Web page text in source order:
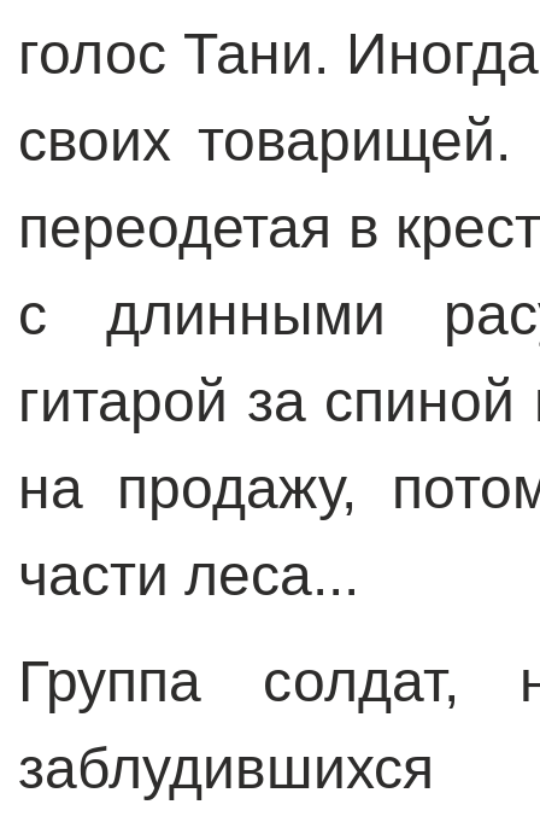
голос Тани.
своих
переодетая в
с длинными
гитарой за
на продажу,
части леса...
Группа солдат,